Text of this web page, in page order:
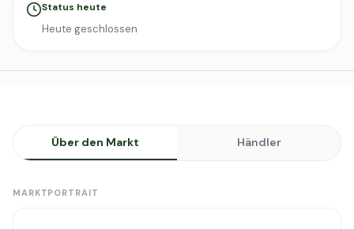
Status heute
Heute geschlossen
Über den Markt Händler
MARKTPORTRAIT